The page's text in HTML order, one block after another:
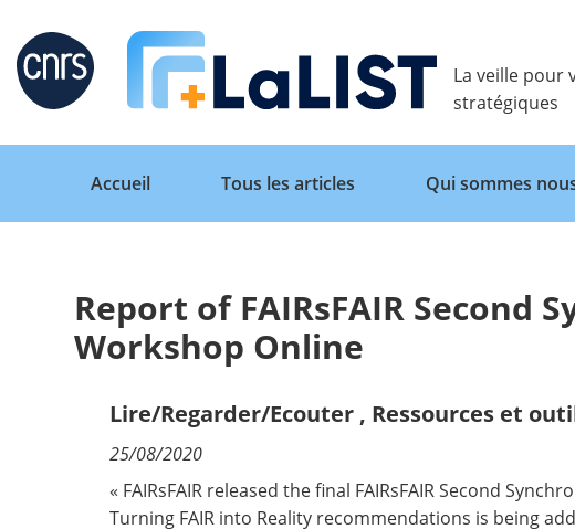
Retour
Accueil
Qui sommes nous ?
La veille pour
stratégiques
Retour
Accueil
Tous les articles Qui sommes
Report of FAIRsFAIR Second
Workshop Online
Lire/Regarder/Ecouter , Ressources et
25/08/2020
« FAIRsFAIR released the final FAIRsFAIR Second
Turning FAIR into Reality recommendations is being